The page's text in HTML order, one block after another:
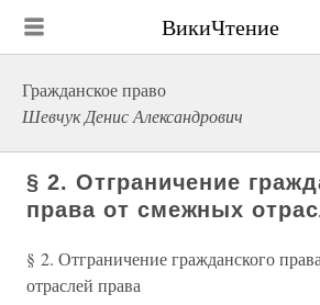
ВикиЧтение
Гражданское право
Шевчук Денис Александрович
§ 2. Отграничение
права от смежных
§ 2. Отграничение гражданского
отраслей права